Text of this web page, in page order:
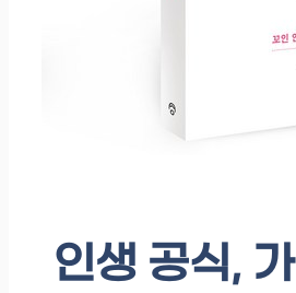
인생 공식, 가